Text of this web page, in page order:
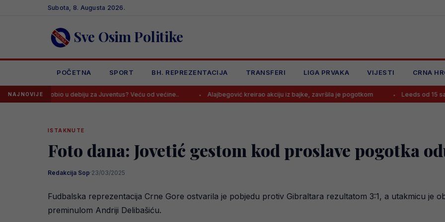
Subota, 8. Augusta 2026.
Sve Osim Politike
POČETNA SPORT BH. REPREZENTACIJA TRANSFERI LIGA PRVAKA VIJESTI CRNA
NAJNOVIJE
dobio u debiju za Juventus? Veću od većine.. Alajbegović kreirao akciju iz bajke, završila je pogotkom Leeds od 15 sati igra protiv
ISTAKNUTE
Foto dana: Jovetić gestom kod proslave pogotka
Redakcija Sop·23/03/2025
Fudbalska reprezentacija Crne Gore ostvarila je pobjedu protiv Gibraltara rezultatom 3:1, a utakmicu je
preminulom Andriji Delibašiću.